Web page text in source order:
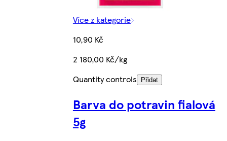
Více z kategorie
10,90 Kč
2 180,00 Kč/kg
Quantity controls
Přidat
Barva do potravin fialová
5g